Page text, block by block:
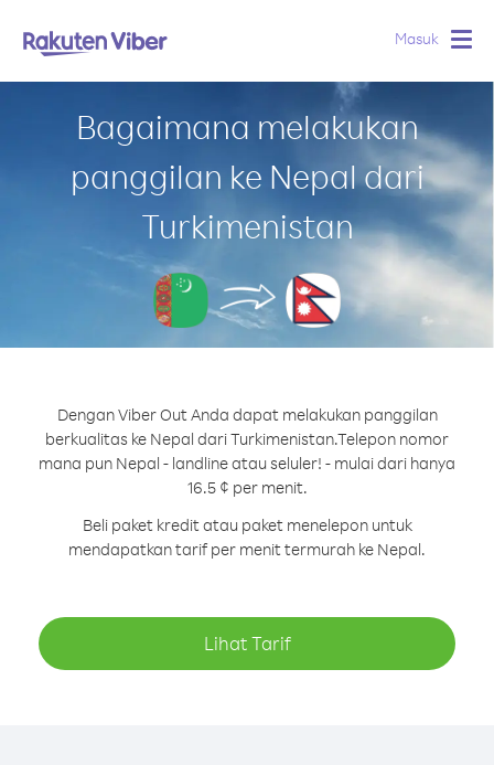
Masuk
Bagaimana melakukan
panggilan ke Nepal dari
Turkimenistan
Dengan Viber Out Anda dapat melakukan panggilan
berkualitas ke Nepal dari Turkimenistan.Telepon nomor
mana pun Nepal - landline atau seluler! - mulai dari hanya
16.5 ¢ per menit.
Beli paket kredit atau paket menelepon untuk
mendapatkan tarif per menit termurah ke Nepal.
Lihat Tarif